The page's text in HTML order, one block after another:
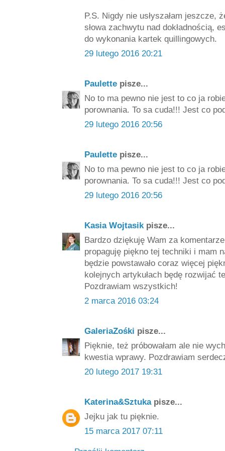
P.S. Nigdy nie usłyszałam jeszcze,
słowa zachwytu nad dokładnością,
do wykonania kartek quillingowych.
29 lutego 2016 20:21
Paulette pisze...
No to ma pewno nie jest to co ja
porownania. To sa cuda!!! Jest co
29 lutego 2016 20:56
Paulette pisze...
No to ma pewno nie jest to co ja
porownania. To sa cuda!!! Jest co
29 lutego 2016 20:56
Kasia Wojtasik pisze...
Bardzo dziękuję Wam za
propaguję piękno tej techniki i mam
będzie powstawało coraz więcej
kolejnych artykułach będę rozwijać
Pozdrawiam wszystkich!
2 marca 2016 03:24
GaleriaZośki pisze...
Pięknie, też próbowałam ale nie
kwestia wprawy. Pozdrawiam
20 lutego 2017 19:31
Katerina&Sztukapisze...
Jejku jak tu pięknie.
15 marca 2017 07:11